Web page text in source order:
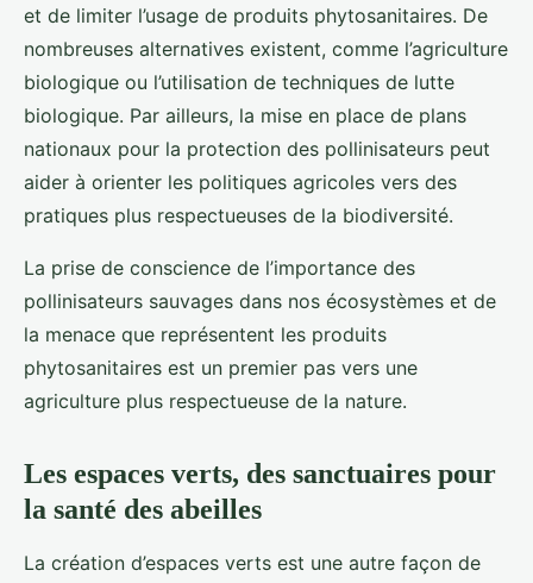
et de limiter l’usage de produits phytosanitaires. De
nombreuses alternatives existent, comme l’agriculture
biologique ou l’utilisation de techniques de lutte
biologique. Par ailleurs, la mise en place de plans
nationaux pour la protection des pollinisateurs peut
aider à orienter les politiques agricoles vers des
pratiques plus respectueuses de la biodiversité.
La prise de conscience de l’importance des
pollinisateurs sauvages dans nos écosystèmes et de
la menace que représentent les produits
phytosanitaires est un premier pas vers une
agriculture plus respectueuse de la nature.
Les espaces verts, des sanctuaires pour
la santé des abeilles
La création d’espaces verts est une autre façon de